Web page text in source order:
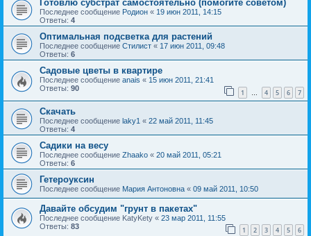
Готовлю субстрат самостоятельно (помогите советом)
Последнее сообщение Родион « 19 июн 2011, 14:15
Ответы: 4
Оптимальная подсветка для растений
Последнее сообщение Стилист « 17 июн 2011, 09:48
Ответы: 6
Садовые цветы в квартире
Последнее сообщение anais « 15 июн 2011, 21:41
Ответы: 90 1 … 4 5 6 7
Скачать
Последнее сообщение laky1 « 22 май 2011, 11:45
Ответы: 4
Садики на весу
Последнее сообщение Zhaako « 20 май 2011, 05:21
Ответы: 6
Гетероуксин
Последнее сообщение Мария Антоновна « 09 май 2011, 10:50
Давайте обсудим "грунт в пакетах"
Последнее сообщение KatyKety « 23 мар 2011, 11:55
Ответы: 83 1 2 3 4 5 6